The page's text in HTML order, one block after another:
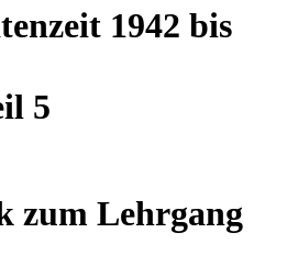
1942 bis
5
zum Lehrgang